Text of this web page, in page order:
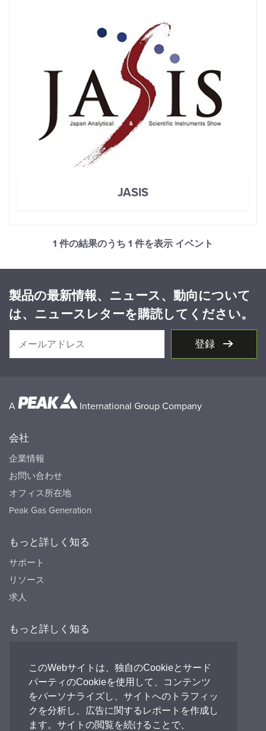
このWebサイトは、独自のCookieとサード
パーティのCookieを使用して、コンテンツ
をパーソナライズし、サイトへのトラフィッ
クを分析し、広告に関するレポートを作成し
ます。サイトの閲覧を続けることで、
JASIS
1 件の結果のうち 1 件を表示 イベント
製品の最新情報、ニュース、動向について
は、ニュースレターを購読してください。
登録
A International Group Company
会社
企業情報
お問い合わせ
オフィス所在地
Peak Gas Generation
もっと詳しく知る
サポート
リソース
求人
もっと詳しく知る
Peak HQ tel:+44 141 812 8100
PEAK Japan tel:+81 (0)3-6825-4525